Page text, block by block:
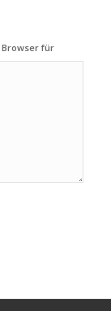
Browser für